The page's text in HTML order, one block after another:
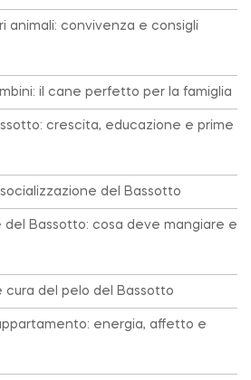
animali: convivenza e consigli
il cane perfetto per la famiglia
crescita, educazione e prime
del Bassotto
del Bassotto: cosa deve mangiare e
cura del pelo del Bassotto
energia, affetto e